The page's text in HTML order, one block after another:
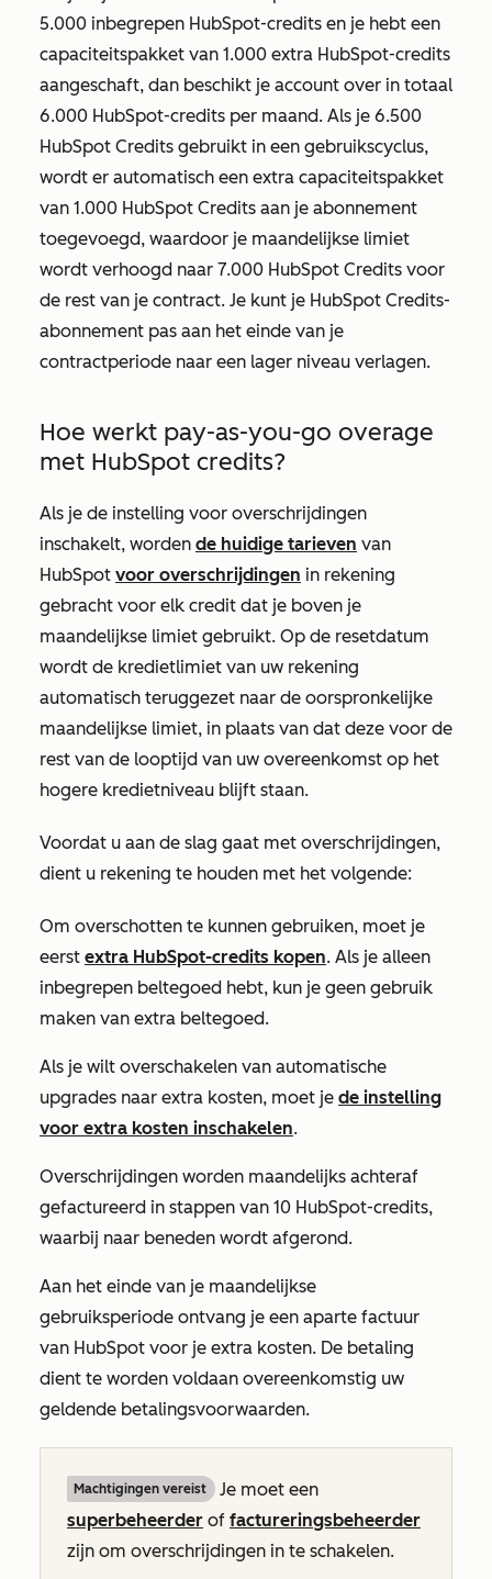
5.000 inbegrepen HubSpot-credits en je hebt een
capaciteitspakket van 1.000 extra HubSpot-credits
aangeschaft, dan beschikt je account over in totaal
6.000 HubSpot-credits per maand. Als je 6.500
HubSpot Credits gebruikt in een gebruikscyclus,
wordt er automatisch een extra capaciteitspakket
van 1.000 HubSpot Credits aan je abonnement
toegevoegd, waardoor je maandelijkse limiet
wordt verhoogd naar 7.000 HubSpot Credits voor
de rest van je contract. Je kunt je HubSpot Credits-
abonnement pas aan het einde van je
contractperiode naar een lager niveau verlagen.
Hoe werkt pay-as-you-go overage
met HubSpot credits?
Als je de instelling voor overschrijdingen
inschakelt, worden de huidige tarieven van
HubSpot voor overschrijdingen in rekening
gebracht voor elk credit dat je boven je
maandelijkse limiet gebruikt. Op de resetdatum
wordt de kredietlimiet van uw rekening
automatisch teruggezet naar de oorspronkelijke
maandelijkse limiet, in plaats van dat deze voor de
rest van de looptijd van uw overeenkomst op het
hogere kredietniveau blijft staan.
Voordat u aan de slag gaat met overschrijdingen,
dient u rekening te houden met het volgende:
Om overschotten te kunnen gebruiken, moet je
eerst extra HubSpot-credits kopen. Als je alleen
inbegrepen beltegoed hebt, kun je geen gebruik
maken van extra beltegoed.
Als je wilt overschakelen van automatische
upgrades naar extra kosten, moet je de instelling
voor extra kosten inschakelen.
Overschrijdingen worden maandelijks achteraf
gefactureerd in stappen van 10 HubSpot-credits,
waarbij naar beneden wordt afgerond.
Aan het einde van je maandelijkse
gebruiksperiode ontvang je een aparte factuur
van HubSpot voor je extra kosten. De betaling
dient te worden voldaan overeenkomstig uw
geldende betalingsvoorwaarden.
Machtigingen vereist
Je moet een
superbeheerder of factureringsbeheerder
zijn om overschrijdingen in te schakelen.